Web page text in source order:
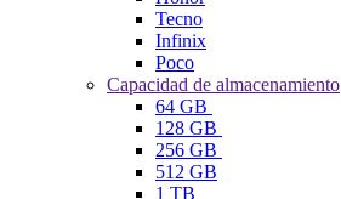
Tecno
Infinix
Poco
Capacidad de almacenamiento
64 GB
128 GB
256 GB
512 GB
1 TB